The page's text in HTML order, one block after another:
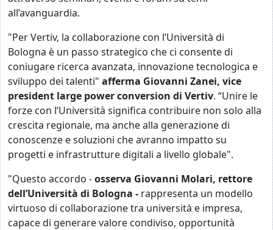
all’avanguardia.
"Per Vertiv, la collaborazione con l’Università di
Bologna è un passo strategico che ci consente di
coniugare ricerca avanzata, innovazione tecnologica e
sviluppo dei talenti" afferma Giovanni Zanei, vice
president large power conversion di Vertiv. “Unire le
forze con l’Università significa contribuire non solo alla
crescita regionale, ma anche alla generazione di
conoscenze e soluzioni che avranno impatto su
progetti e infrastrutture digitali a livello globale".
"Questo accordo -osserva Giovanni Molari, rettore
dell’Università di Bologna - rappresenta un modello
virtuoso di collaborazione tra università e impresa,
capace di generare valore condiviso, opportunità